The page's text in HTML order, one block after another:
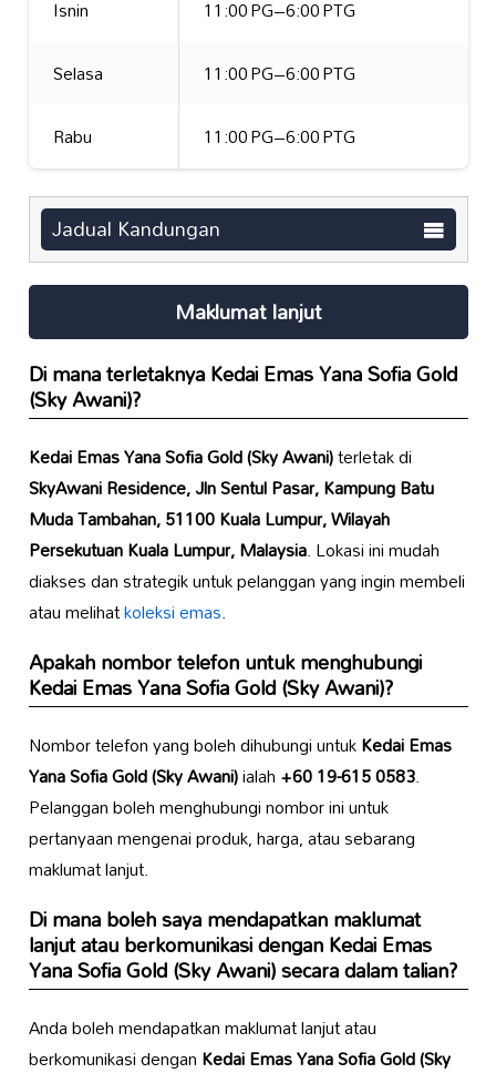
Isnin
11:00 PG–6:00 PTG
Selasa
11:00 PG–6:00 PTG
Rabu
11:00 PG–6:00 PTG
Jadual Kandungan
Maklumat lanjut
Di mana terletaknyaKedai Emas Yana Sofia Gold
(Sky Awani)?
Kedai Emas Yana Sofia Gold (Sky Awani)terletak di
SkyAwani Residence, Jln Sentul Pasar, Kampung Batu
Muda Tambahan, 51100 Kuala Lumpur, Wilayah
Persekutuan Kuala Lumpur, Malaysia. Lokasi ini mudah
diakses dan strategik untuk pelanggan yang ingin membeli
atau melihatkoleksi emas.
Apakah nombor telefon untuk menghubungi
Kedai Emas Yana Sofia Gold (Sky Awani)?
Nombor telefon yang boleh dihubungi untukKedai Emas
Yana Sofia Gold (Sky Awani)ialah+60 19-615 0583.
Pelanggan boleh menghubungi nombor ini untuk
pertanyaan mengenai produk, harga, atau sebarang
maklumat lanjut.
Di mana boleh saya mendapatkan maklumat
lanjut atau berkomunikasi denganKedai Emas
Yana Sofia Gold (Sky Awani)secara dalam talian?
Anda boleh mendapatkan maklumat lanjut atau
berkomunikasi denganKedai Emas Yana Sofia Gold (Sky